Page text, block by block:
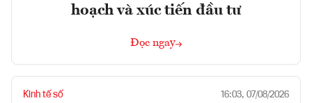
hoạch và xúc tiến đầu tư
Đọc ngay
Kinh tế số 16:03, 07/08/2026